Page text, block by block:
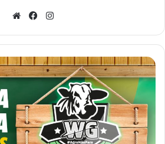
WebsiteFacebook